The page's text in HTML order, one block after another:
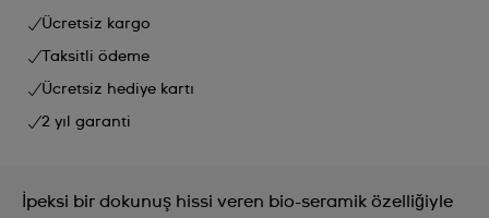
Ücretsiz kargo
Taksitli ödeme
Ücretsiz hediye kartı
2 yıl garanti
İpeksi bir dokunuş hissi veren bio-seramik özelliğiyle